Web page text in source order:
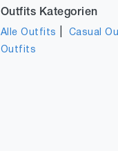
Outfits Kategorien
Alle Outfits Casual
Outfits